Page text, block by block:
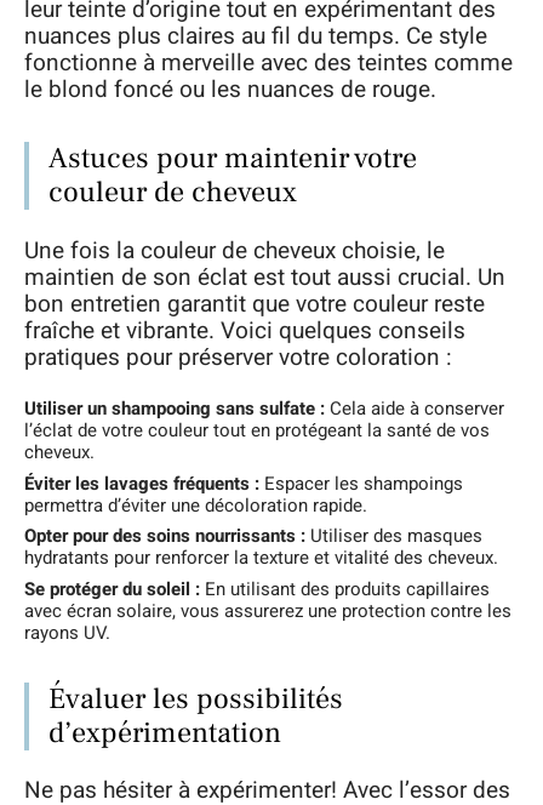
leur teinte d’origine tout en expérimentant des
nuances plus claires au fil du temps. Ce style
fonctionne à merveille avec des teintes comme
le blond foncé ou les nuances de rouge.
Astuces pour maintenir votre
couleur de cheveux
Une fois la couleur de cheveux choisie, le
maintien de son éclat est tout aussi crucial. Un
bon entretien garantit que votre couleur reste
fraîche et vibrante. Voici quelques conseils
pratiques pour préserver votre coloration :
Utiliser un shampooing sans sulfate :Cela aide à conserver
l’éclat de votre couleur tout en protégeant la santé de vos
cheveux.
Éviter les lavages fréquents : Espacer les shampoings
permettra d’éviter une décoloration rapide.
Opter pour des soins nourrissants : Utiliser des masques
hydratants pour renforcer la texture et vitalité des cheveux.
Se protéger du soleil : En utilisant des produits capillaires
avec écran solaire, vous assurerez une protection contre les
rayons UV.
Évaluer les possibilités
d’expérimentation
Ne pas hésiter à expérimenter! Avec l’essor des